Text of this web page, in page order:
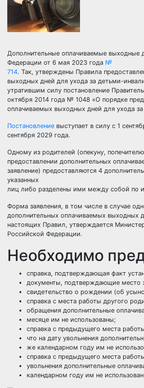
Дополнительные оплачиваемые выходные
Федерации от 6 мая 2023 года №
714. Так, утверждены Правила
выходных дней для ухода за детьми-
утратившим силу постановление
октября 2014 года № 1048 «О порядке
оплачиваемых выходных дней для ухода
Постановление выступает в силу с 1
сентября 2029 года.
Одному из родителей (опекуну,
предоставлении дополнительных
заявление) предоставляются 4
указанных
лиц либо разделены ими между собой по
Форма заявления, в том числе в случае
дополнительных оплачиваемых выходных
настоящих Правил, утверждается
Российской Федерации.
Необходимо
справка, подтверждающая факт
документы, подтверждающие место
свидетельство о рождении (об
справка с места работы другого
обращения дополнительные
месяце им не использованы;
справка с предыдущего места
что на дату увольнения
же календарном году им не
справка с предыдущего места
увольнения дополнительные
календарном году им не